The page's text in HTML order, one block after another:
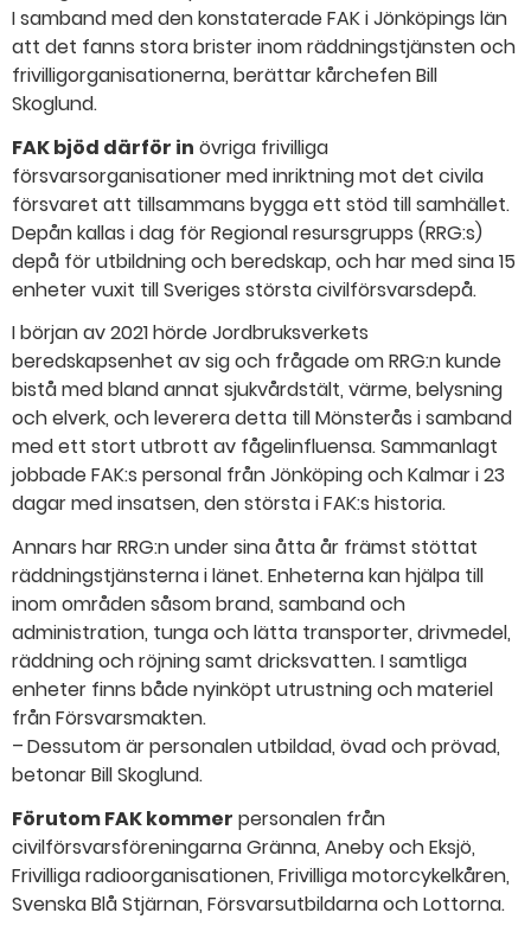
I samband med den konstaterade FAK i Jönköpings län
att det fanns stora brister inom räddningstjänsten och
frivilligorganisationerna, berättar kårchefen Bill
Skoglund.
FAK bjöd därför in övriga frivilliga
försvarsorganisationer med inriktning mot det civila
försvaret att tillsammans bygga ett stöd till samhället.
Depån kallas i dag för Regional resursgrupps (RRG:s)
depå för utbildning och beredskap, och har med sina 15
enheter vuxit till Sveriges största civilförsvarsdepå.
I början av 2021 hörde Jordbruksverkets
beredskapsenhet av sig och frågade om RRG:n kunde
bistå med bland annat sjukvårdstält, värme, belysning
och elverk, och leverera detta till Mönsterås i samband
med ett stort utbrott av fågelinfluensa. Sammanlagt
jobbade FAK:s personal från Jönköping och Kalmar i 23
dagar med insatsen, den största i FAK:s historia.
Annars har RRG:n under sina åtta år främst stöttat
räddningstjänsterna i länet. Enheterna kan hjälpa till
inom områden såsom brand, samband och
administration, tunga och lätta transporter, drivmedel,
räddning och röjning samt dricksvatten. I samtliga
enheter finns både nyinköpt utrustning och materiel
från Försvarsmakten.
– Dessutom är personalen utbildad, övad och prövad,
betonar Bill Skoglund.
Förutom FAK kommer personalen från
civilförsvarsföreningarna Gränna, Aneby och Eksjö,
Frivilliga radioorganisationen, Frivilliga motorcykelkåren,
Svenska Blå Stjärnan, Försvarsutbildarna och Lottorna.